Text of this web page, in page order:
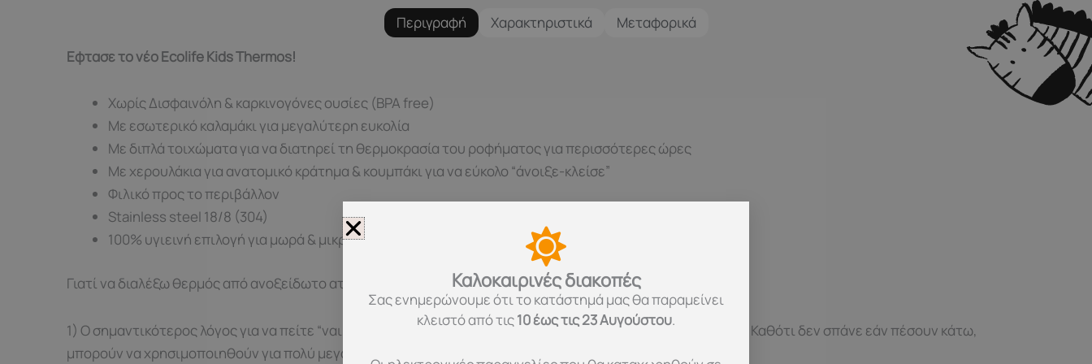
Περιγραφή Χαρακτηριστικά
Μεταφορικά
Εφτασε το νέο Ecolife Kids Thermos!
Xωρίς Δισφαινόλη & καρκινογόνες ουσίες (ΒPA free)
Με εσωτερικό καλαμάκι για μεγαλύτερη ευκολία
Mε διπλά τοιχώματα για να διατηρεί τη θερμοκρασία του ροφήματος για περισσότερες ώρες
Με χερουλάκια για ανατομικό κράτημα & κουμπάκι για να εύκολο “άνοιξε-κλείσε”
Φιλικό προς το περιβάλλον
Stainless steel 18/8 (304)
100% υγιεινή επιλογή για μωρά & μικρά παιδιά
Γιατί να διαλέξω θερμός από ανοξείδωτο ατσάλι;
1) O σημαντικότερος λόγος για να πείτε “ναι” στα ανοξείδωτα θερμός είναι η μεγάλη αντοχή τους στο χρόνο. Καθότι δεν σπάνε εάν πέσουν κάτω,
μπορούν να χρησιμοποιηθούν για πολύ μεγαλύτερο χρονικό διάστημα από τα κοινά θερμός με γυαλί
Καλοκαιρινές διακοπές
Σας ενημερώνουμε ότι το κατάστημά μας θα παραμείνει
κλειστό από τις10 έως τις 23 Αυγούστου.